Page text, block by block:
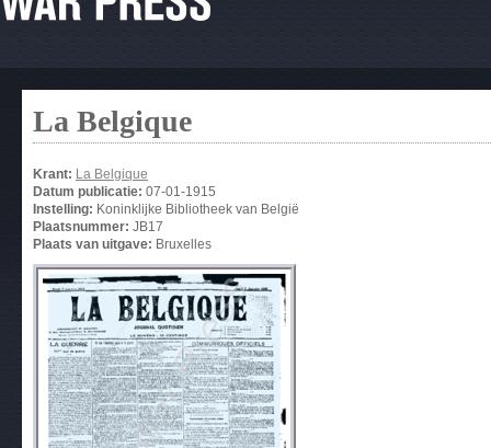
La Belgique
Krant: La Belgique
Datum publicatie: 07-01-1915
Instelling: Koninklijke Bibliotheek van België
Plaatsnummer: JB17
Plaats van uitgave: Bruxelles